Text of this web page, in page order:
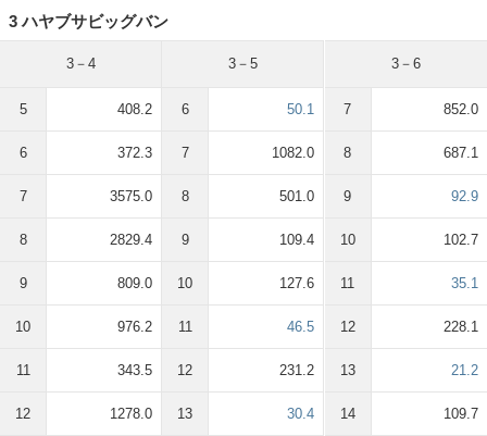
3 ハヤブサビッグバン
3－4
5 408.2
6 372.3
7 3575.0
8 2829.4
9 809.0
10 976.2
11 343.5
12 1278.0
3－5
6 50.1
7 1082.0
8 501.0
9 109.4
10 127.6
11 46.5
12 231.2
13 30.4
3－6
7 852.0
8 687.1
9 92.9
10 102.7
11 35.1
12 228.1
13 21.2
14 109.7